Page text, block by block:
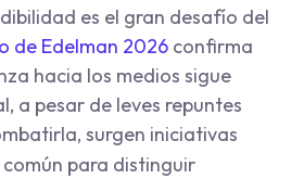
es el gran desafío del
de Edelman 2026 confirma
hacia los medios sigue
a pesar de leves repuntes
surgen iniciativas
para distinguir